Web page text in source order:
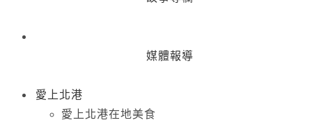
媒體報導
愛上北港
愛上北港在地美食